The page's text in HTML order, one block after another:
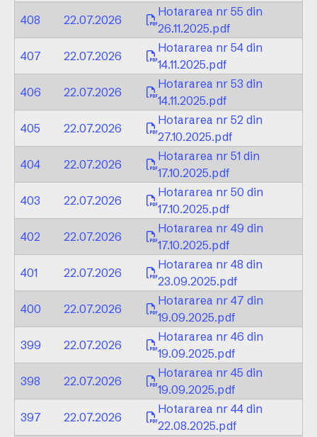
408
22.07.2026
Hotararea nr 55 din
26.11.2025.pdf
407
22.07.2026
Hotararea nr 54 din
14.11.2025.pdf
406
22.07.2026
Hotararea nr 53 din
14.11.2025.pdf
405
22.07.2026
Hotararea nr 52 din
27.10.2025.pdf
404
22.07.2026
Hotararea nr 51 din
17.10.2025.pdf
403
22.07.2026
Hotararea nr 50 din
17.10.2025.pdf
402
22.07.2026
Hotararea nr 49 din
17.10.2025.pdf
401
22.07.2026
Hotararea nr 48 din
23.09.2025.pdf
400
22.07.2026
Hotararea nr 47 din
19.09.2025.pdf
399
22.07.2026
Hotararea nr 46 din
19.09.2025.pdf
398
22.07.2026
Hotararea nr 45 din
19.09.2025.pdf
397
22.07.2026
Hotararea nr 44 din
22.08.2025.pdf